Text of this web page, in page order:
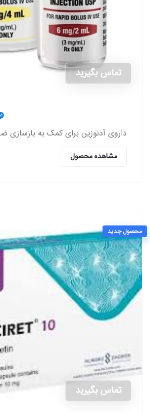
تماس بگیرید
مشاهده محصول
محصول جدید
تماس بگیرید